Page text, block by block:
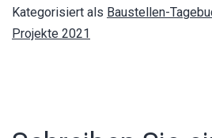
Kategorisiert als Baustellen-
Projekte 2021